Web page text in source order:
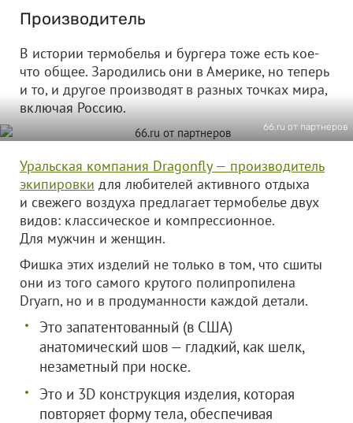
Производитель
В истории термобелья и бургера тоже есть кое-
что общее. Зародились они в Америке, но теперь
и то, и другое производят в разных точках мира,
включая Россию.
66.ru от партнеров
Уральская компания Dragonfly — производитель
экипировки для любителей активного отдыха
и свежего воздуха предлагает термобелье двух
видов: классическое и компрессионное.
Для мужчин и женщин.
Фишка этих изделий не только в том, что сшиты
они из того самого крутого полипропилена
Dryarn, но и в продуманности каждой детали.
Это запатентованный (в США)
анатомический шов — гладкий, как шелк,
незаметный при носке.
Это и 3D конструкция изделия, которая
повторяет форму тела, обеспечивая